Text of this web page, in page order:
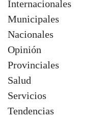
Entrevistas
Internacionales
Municipales
Nacionales
Opinión
Provinciales
Salud
Servicios